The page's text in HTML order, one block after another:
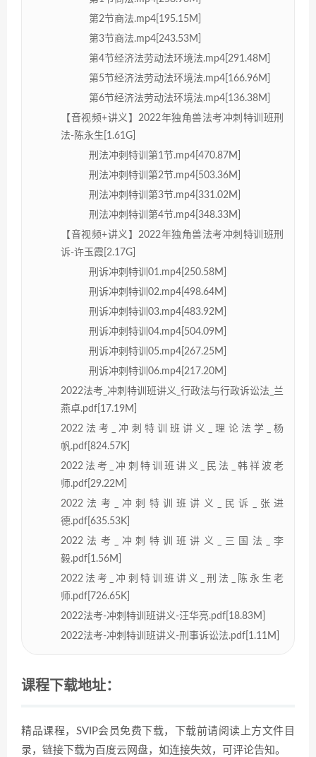
第2节商法.mp4[195.15M]
第3节商法.mp4[243.53M]
第4节经济法劳动法环境法.mp4[291.48M]
第5节经济法劳动法环境法.mp4[166.96M]
第6节经济法劳动法环境法.mp4[136.38M]
【音视频+讲义】2022年独角兽法考冲刺特训班刑
法-陈永生[1.61G]
刑法冲刺特训第1节.mp4[470.87M]
刑法冲刺特训第2节.mp4[503.36M]
刑法冲刺特训第3节.mp4[331.02M]
刑法冲刺特训第4节.mp4[348.33M]
【音视频+讲义】2022年独角兽法考冲刺特训班刑
诉-许玉霞[2.17G]
刑诉冲刺特训01.mp4[250.58M]
刑诉冲刺特训02.mp4[498.64M]
刑诉冲刺特训03.mp4[483.92M]
刑诉冲刺特训04.mp4[504.09M]
刑诉冲刺特训05.mp4[267.25M]
刑诉冲刺特训06.mp4[217.20M]
2022法考_冲刺特训班讲义_行政法与行政诉讼法_兰
燕卓.pdf[17.19M]
2022法考_冲刺特训班讲义_理论法学_杨
帆.pdf[824.57K]
2022法考_冲刺特训班讲义_民法_韩祥波老
师.pdf[29.22M]
2022法考_冲刺特训班讲义_民诉_张进
德.pdf[635.53K]
2022法考_冲刺特训班讲义_三国法_李
毅.pdf[1.56M]
2022法考_冲刺特训班讲义_刑法_陈永生老
师.pdf[726.65K]
2022法考-冲刺特训班讲义-汪华亮.pdf[18.83M]
2022法考-冲刺特训班讲义-刑事诉讼法.pdf[1.11M]
课程下载地址：
精品课程，SVIP会员免费下载，下载前请阅读上方文件目
录，链接下载为百度云网盘，如连接失效，可评论告知。